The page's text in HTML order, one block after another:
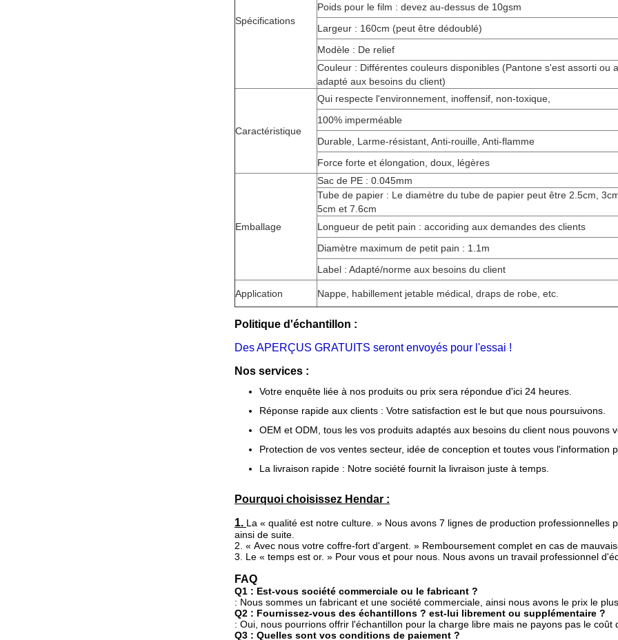
Spécifications
Poids pour le film : devez au-dessus de 10gsm
Largeur : 160cm (peut être dédoublé)
Modèle : De relief
Couleur : Différentes couleurs disponibles (Pantone s'est assorti ou a
adapté aux besoins du client)
Caractéristique
Qui respecte l'environnement, inoffensif, non-toxique,
100% imperméable
Durable, Larme-résistant, Anti-rouille, Anti-flamme
Force forte et élongation, doux, légères
Emballage
Sac de PE : 0.045mm
Tube de papier : Le diamètre du tube de papier peut être 2.5cm,
5cm et 7.6cm
Longueur de petit pain : accoriding aux demandes des clients
Diamètre maximum de petit pain : 1.1m
Label : Adapté/norme aux besoins du client
Application Nappe, habillement jetable médical, draps de robe, etc.
Politique d'échantillon :
Des APERÇUS GRATUITS seront envoyés pour l'essai !
Nos services :
Votre enquête liée à nos produits ou prix sera répondue d'ici 24 heures.
Réponse rapide aux clients : Votre satisfaction est le but que nous poursuivons.
OEM et ODM, tous les vos produits adaptés aux besoins du client nous pouvons
Protection de vos ventes secteur, idée de conception et toutes vous l'information
La livraison rapide : Notre société fournit la livraison juste à temps.
Pourquoi choisissez Hendar :
1. La « qualité est notre culture. » Nous avons 7 lignes de production
ainsi de suite.
2. « Avec nous votre coffre-fort d'argent. » Remboursement complet en cas de
3. Le « temps est or. » Pour vous et pour nous. Nous avons un travail professionnel
FAQ
Q1 : Est-vous société commerciale ou le fabricant ?
: Nous sommes un fabricant et une société commerciale, ainsi nous avons le prix le
Q2 : Fournissez-vous des échantillons ? est-lui librement ou supplémentaire ?
: Oui, nous pourrions offrir l'échantillon pour la charge libre mais ne payons pas le coût
Q3 : Quelles sont vos conditions de paiement ?